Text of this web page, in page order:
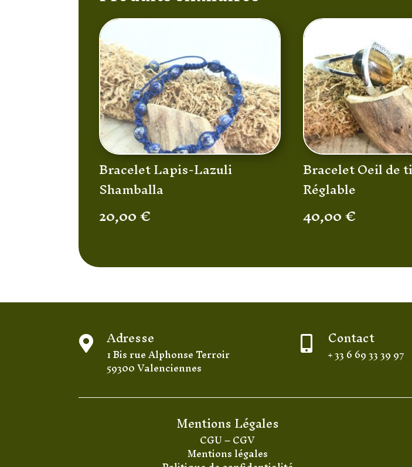
Bracelet Lapis-Lazuli
Shamballa
20,00€
Bracelet Oeil de
Réglable
40,00€
 Adresse
1 Bis rue Alphonse Terroir
59300 Valenciennes
 Contact
+ 33 6 69 33 39 97
Mentions Légales
CGU–CGV
Mentions légales